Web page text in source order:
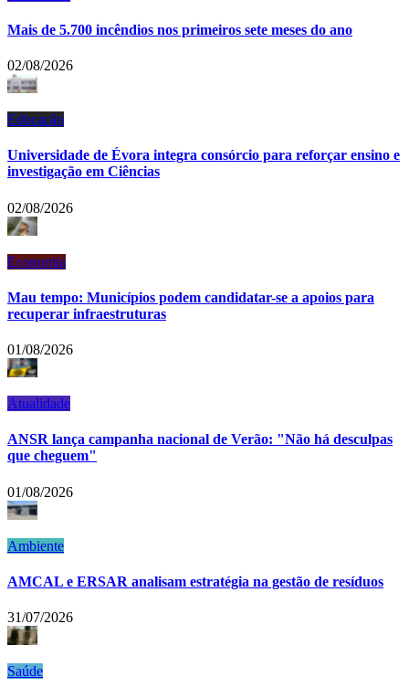
Mais de 5.700 incêndios nos primeiros sete meses do ano
02/08/2026
Educação
Universidade de Évora integra consórcio para reforçar ensino e
investigação em Ciências
02/08/2026
Economia
Mau tempo: Municípios podem candidatar-se a apoios para
recuperar infraestruturas
01/08/2026
Atualidade
ANSR lança campanha nacional de Verão: "Não há desculpas
que cheguem"
01/08/2026
Ambiente
AMCAL e ERSAR analisam estratégia na gestão de resíduos
31/07/2026
Saúde